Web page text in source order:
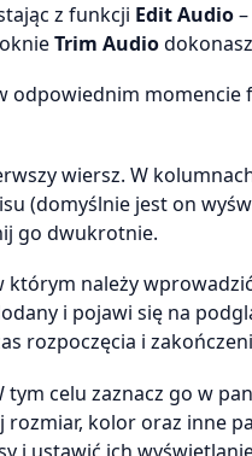
z funkcji Edit Audio–
Trim Audio
odpowiednim momencie
wiersz. W
(domyślnie jest on
go dwukrotnie.
którym należy
i pojawi się na
rozpoczęcia i
celu zaznacz go w
rozmiar, kolor oraz inne
i ustawić ich